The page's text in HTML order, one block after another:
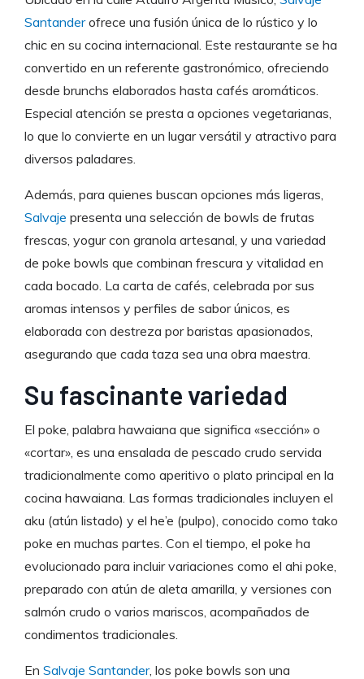
Santanderofrece una fusión única de lo rústico y lo
chic en su cocina internacional. Este restaurante se ha
convertido en un referente gastronómico, ofreciendo
desde brunchs elaborados hasta cafés aromáticos.
Especial atención se presta a opciones vegetarianas,
lo que lo convierte en un lugar versátil y atractivo para
diversos paladares.
Además, para quienes buscan opciones más ligeras,
Salvaje presenta una selección de bowls de frutas
frescas, yogur con granola artesanal, y una variedad
de poke bowls que combinan frescura y vitalidad en
cada bocado. La carta de cafés, celebrada por sus
aromas intensos y perfiles de sabor únicos, es
elaborada con destreza por baristas apasionados,
asegurando que cada taza sea una obra maestra.
Su fascinante variedad
El poke, palabra hawaiana que significa «sección» o
«cortar», es una ensalada de pescado crudo servida
tradicionalmente como aperitivo o plato principal en la
cocina hawaiana. Las formas tradicionales incluyen el
aku (atún listado) y el he’e (pulpo), conocido como tako
poke en muchas partes. Con el tiempo, el poke ha
evolucionado para incluir variaciones como el ahi poke,
preparado con atún de aleta amarilla, y versiones con
salmón crudo o varios mariscos, acompañados de
condimentos tradicionales.
En Salvaje Santander, los poke bowls son una